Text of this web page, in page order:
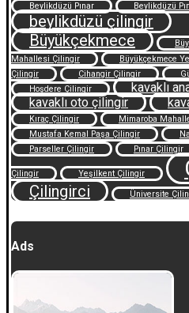
Beylikdüzü Pınar Beylikdüzü
beylikdüzü çilingir
Büyükçekmece
Mahallesi Çilingir
Büyükçekmece
Çilingir
Cihangir Çilingir
Hoşdere Çilingir
kavaklı
kavaklı oto çilingir
Kıraç Çilingir
Mimaroba
Mustafa Kemal Paşa Çilingir
Parseller Çilingir
Pınar Çilingir
Çilingir Yeşilkent Çilingir
Çilingirci Üniversite
Ads